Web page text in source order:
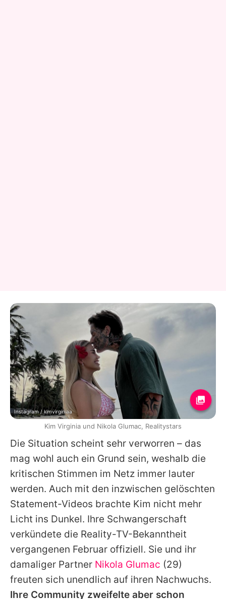
Die Situation scheint sehr verworren – das
mag wohl auch ein Grund sein, weshalb die
kritischen Stimmen im Netz immer lauter
werden. Auch mit den inzwischen gelöschten
Statement-Videos brachte Kim nicht mehr
Licht ins Dunkel. Ihre Schwangerschaft
verkündete die Reality-TV-Bekanntheit
vergangenen Februar offiziell. Sie und ihr
damaliger Partner Nikola Glumac (29)
freuten sich unendlich auf ihren Nachwuchs.
Ihre Community zweifelte aber schon
Instagram / kimvirginiaa
Kim Virginia und Nikola Glumac, Realitystars